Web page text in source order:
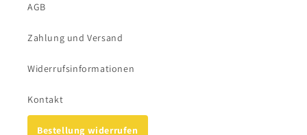
AGB
Zahlung und Versand
Widerrufsinformationen
Kontakt
Bestellung widerrufen